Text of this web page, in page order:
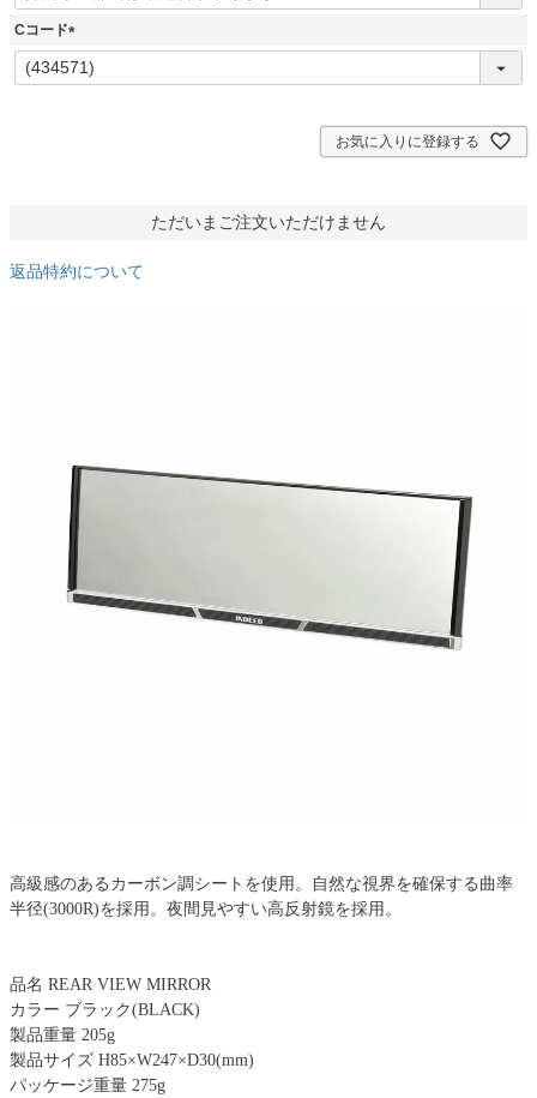
Cコード
(
必
お気に入りに登録する
ただいまご注文いただけません
返品特約について
高級感のあるカーボン調シートを使用。自然な視界を確保する曲率
半径(3000R)を採用。夜間見やすい高反射鏡を採用。
品名 REAR VIEW MIRROR
カラー ブラック(BLACK)
製品重量 205g
製品サイズ H85×W247×D30(mm)
パッケージ重量 275g